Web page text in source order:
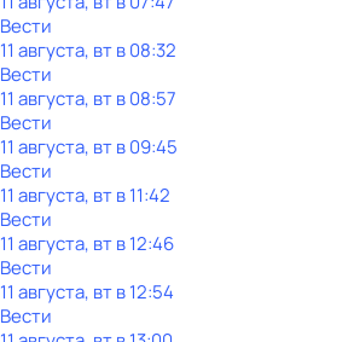
Вести
11 августа, вт в 08:32
Вести
11 августа, вт в 08:57
Вести
11 августа, вт в 09:45
Вести
11 августа, вт в 11:42
Вести
11 августа, вт в 12:46
Вести
11 августа, вт в 12:54
Вести